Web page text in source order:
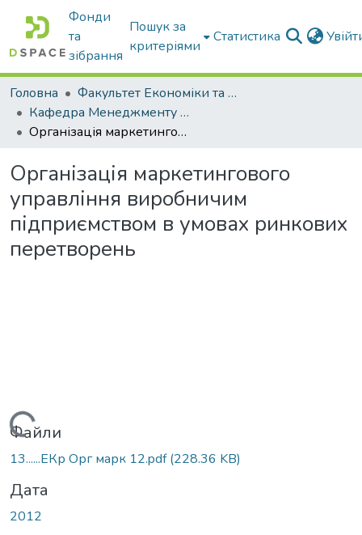
Фонди
та
зібрання
Пошук за
критеріями
Статистика
Головна
Факультет Економіки та бізнесу
Кафедра Менеджменту та публічного адміністрування
Організація маркетингового управління виробничим підприємством в умовах ринкових перетворень
Організація маркетингового
управління виробничим
підприємством в умовах ринкових
перетворень
Вантажиться...
Файли
13......ЕКр Орг марк 12.pdf(228.36 KB)
Дата
2012